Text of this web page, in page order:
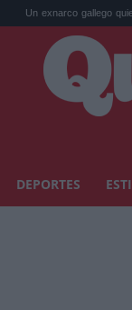
gallego quiere
DEPORTES